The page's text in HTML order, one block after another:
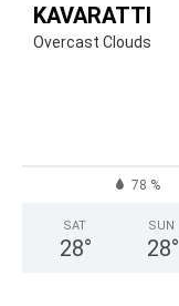
KAVARATTI
Overcast Clouds
78 %
SAT
28°
SUN
28°